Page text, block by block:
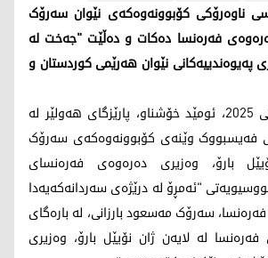
ناوەرۆکی کۆبوونەوەکەی نێوان سەرۆک
فەرەنسا دەکات و دەڵێت "جەخت لە
پەیوەندییەکانی نێوان هەرێمی کوردستان و
هەینی 5ـی ئەیلوولی 2025، ئومێد خۆشناو، پارێزگای هەولێر لە
فەیسبووک وێنەی کۆبوونەوەکەی سەرۆک
بارۆ، وەزیری دەرەوەی فەرەنسای
"ئەمڕۆ لە درێژەی سەردانەکەیەدا
سەرۆک مەسعود بارزانی، لە بارەگای
لە لایەن ژان نۆیێل بارۆ، وەزیری